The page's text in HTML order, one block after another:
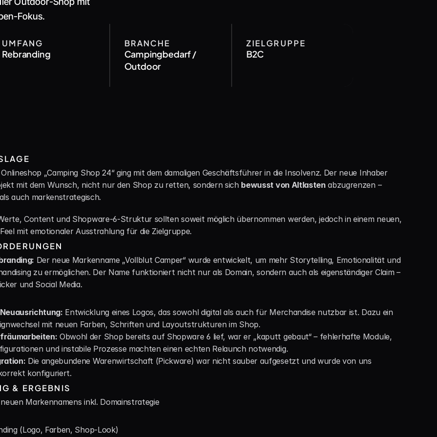
Fokus.
UMFANG
Rebranding
BRANCHE
Campingbedarf /
Outdoor
ZIELGRUPPE
B2C
„Camping Shop 24“ ging mit dem damaligen Geschäftsführer in die Insolvenz. Der neue Inhaber
mit dem Wunsch, nicht nur den Shop zu retten, sondern sich bewusst von Altlasten abzugrenzen –
auch markenstrategisch.
Content und Shopware-6-Struktur sollten soweit möglich übernommen werden, jedoch in einem neuen,
mit emotionaler Ausstrahlung für die Zielgruppe.
Der neue Markenname „Vollblut Camper“ wurde entwickelt, um mehr Storytelling, Emotionalität und
zu ermöglichen. Der Name funktioniert nicht nur als Domain, sondern auch als eigenständiger Claim –
und Social Media.
Entwicklung eines Logos, das sowohl digital als auch für Merchandise nutzbar ist. Dazu ein
mit neuen Farben, Schriften und Layoutstrukturen im Shop.
Obwohl der Shop bereits auf Shopware 6 lief, war er „kaputt gebaut“ – fehlerhafte Module,
und instabile Prozesse machten einen echten Relaunch notwendig.
Die angebundene Warenwirtschaft (Pickware) war nicht sauber aufgesetzt und wurde von uns
konfiguriert.
& ERGEBNIS
Markennamens inkl. Domainstrategie
(Logo, Farben, Shop-Look)